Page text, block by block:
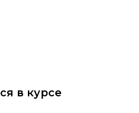
в курсе